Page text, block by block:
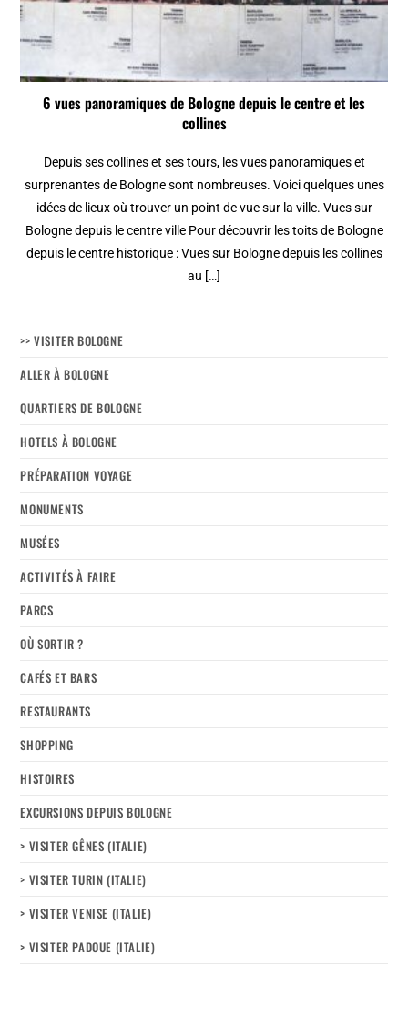
6 vues panoramiques de Bologne depuis le centre et les
collines
Depuis ses collines et ses tours, les vues panoramiques et
surprenantes de Bologne sont nombreuses. Voici quelques unes
idées de lieux où trouver un point de vue sur la ville. Vues sur
Bologne depuis le centre ville Pour découvrir les toits de Bologne
depuis le centre historique : Vues sur Bologne depuis les collines
au […]
>> VISITER BOLOGNE
ALLER À BOLOGNE
QUARTIERS DE BOLOGNE
HOTELS À BOLOGNE
PRÉPARATION VOYAGE
MONUMENTS
MUSÉES
ACTIVITÉS À FAIRE
PARCS
OÙ SORTIR ?
CAFÉS ET BARS
RESTAURANTS
SHOPPING
HISTOIRES
EXCURSIONS DEPUIS BOLOGNE
> VISITER GÊNES (ITALIE)
> VISITER TURIN (ITALIE)
> VISITER VENISE (ITALIE)
> VISITER PADOUE (ITALIE)